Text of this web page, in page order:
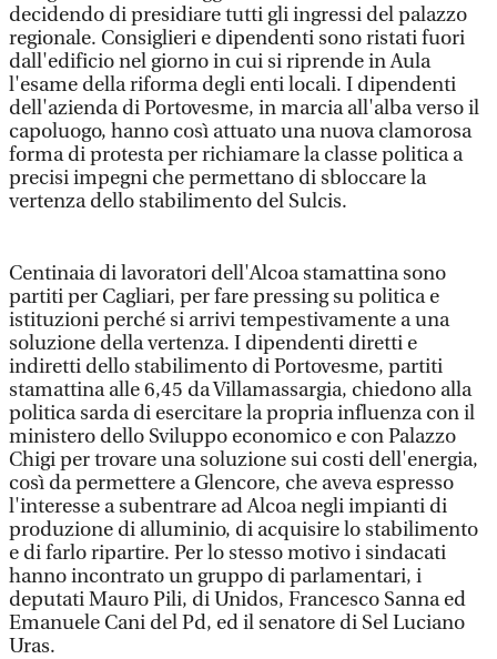
decidendo di presidiare tutti gli ingressi del palazzo
regionale. Consiglieri e dipendenti sono ristati fuori
dall'edificio nel giorno in cui si riprende in Aula
l'esame della riforma degli enti locali. I dipendenti
dell'azienda di Portovesme, in marcia all'alba verso il
capoluogo, hanno così attuato una nuova clamorosa
forma di protesta per richiamare la classe politica a
precisi impegni che permettano di sbloccare la
vertenza dello stabilimento del Sulcis.
Centinaia di lavoratori dell'Alcoa stamattina sono
partiti per Cagliari, per fare pressing su politica e
istituzioni perché si arrivi tempestivamente a una
soluzione della vertenza. I dipendenti diretti e
indiretti dello stabilimento di Portovesme, partiti
stamattina alle 6,45 da Villamassargia, chiedono alla
politica sarda di esercitare la propria influenza con il
ministero dello Sviluppo economico e con Palazzo
Chigi per trovare una soluzione sui costi dell'energia,
così da permettere a Glencore, che aveva espresso
l'interesse a subentrare ad Alcoa negli impianti di
produzione di alluminio, di acquisire lo stabilimento
e di farlo ripartire. Per lo stesso motivo i sindacati
hanno incontrato un gruppo di parlamentari, i
deputati Mauro Pili, di Unidos, Francesco Sanna ed
Emanuele Cani del Pd, ed il senatore di Sel Luciano
Uras.